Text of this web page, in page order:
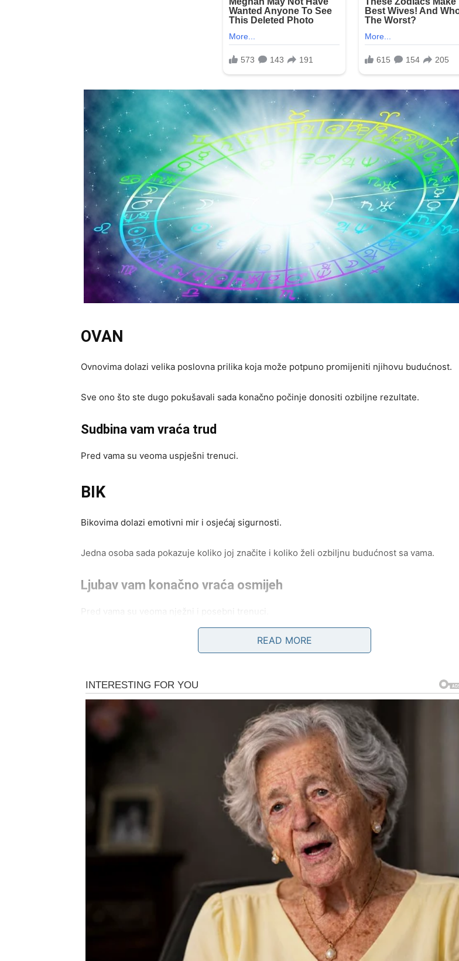
OVAN
Ovnovima dolazi velika poslovna prilika koja može potpuno promijeniti njihovu budućnost.
Sve ono što ste dugo pokušavali sada konačno počinje donositi ozbiljne rezultate.
Sudbina vam vraća trud
Pred vama su veoma uspješni trenuci.
BIK
Bikovima dolazi emotivni mir i osjećaj sigurnosti.
Jedna osoba sada pokazuje koliko joj značite i koliko želi ozbiljnu budućnost sa vama.
Ljubav vam konačno vraća osmijeh
Pred vama su veoma nježni i posebni trenuci.
Moguće je poznanstvo koje vam potpuno mijenja životni pravac.
Ništa više neće biti isto
Pred vama su veoma uzbudljivi trenuci.
RAK
Rakovi su među najvećim miljenicima sudbine u ovom periodu.
Poslije mnogo tuge dolazi događaj koji vam vraća vjeru da prava sreća ipak postoji.
Sudbina vam donosi ono što ste dugo čekali
Pred vama su veoma nježni i sudbinski trenuci.
READ MORE